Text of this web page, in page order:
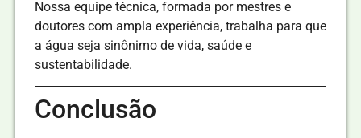
Nossa equipe técnica, formada por mestres e
doutores com ampla experiência, trabalha para que
a água seja sinônimo de vida, saúde e
sustentabilidade.
Conclusão